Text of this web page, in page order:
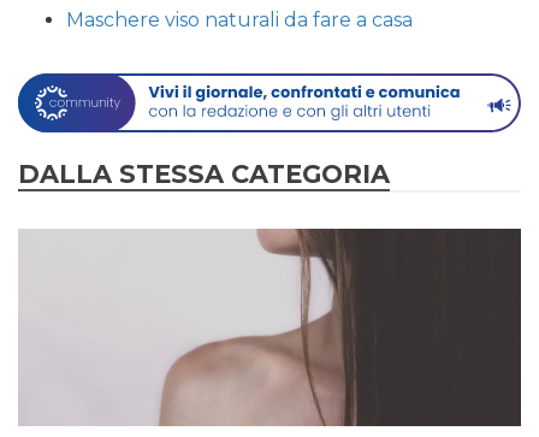
Maschere viso naturali da fare a casa
DALLA STESSA CATEGORIA